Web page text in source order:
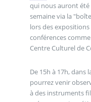
qui nous auront été
semaine via la
lors des expositions
conférences
Centre Culturel de
De 15h à 17h, dans
pourrez venir
à des instruments